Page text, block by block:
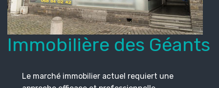
Immobilière des Géants
Le marché immobilier actuel requiert une